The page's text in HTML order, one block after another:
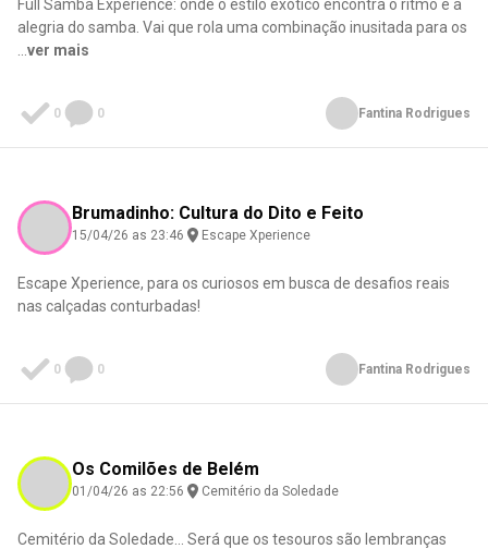
Full Samba Experience: onde o estilo exótico encontra o ritmo e a
alegria do samba. Vai que rola uma combinação inusitada para os
ver mais
0 0 Fantina Rodrigues
Brumadinho: Cultura do Dito e Feito
15/04/26 as 23:46 Escape Xperience
Escape Xperience, para os curiosos em busca de desafios reais
nas calçadas conturbadas!
0 0 Fantina Rodrigues
Os Comilões de Belém
01/04/26 as 22:56 Cemitério da Soledade
Cemitério da Soledade... Será que os tesouros são lembranças